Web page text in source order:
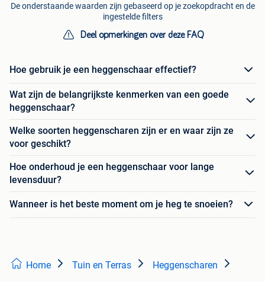
De onderstaande waarden zijn gebaseerd op je zoekopdracht en de
ingestelde filters
Deel opmerkingen over deze FAQ
Hoe gebruik je een heggenschaar effectief?
Wat zijn de belangrijkste kenmerken van een goede
heggenschaar?
Welke soorten heggenscharen zijn er en waar zijn ze
voor geschikt?
Hoe onderhoud je een heggenschaar voor lange
levensduur?
Wanneer is het beste moment om je heg te snoeien?
Home Tuin en Terras Heggenscharen